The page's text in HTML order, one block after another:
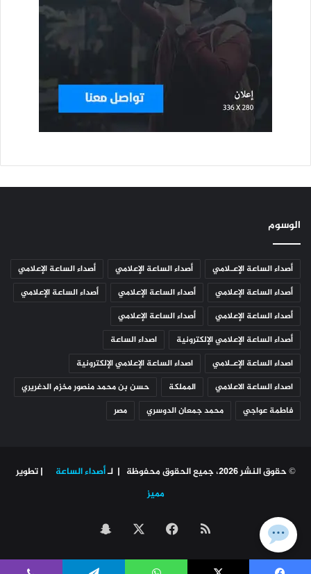
الوسوم
أصداء الساعة الإعـلامي أصداء الساعة الإعلامي
أصداء الساعة الإعلامي
أصداء الساعة الإعلامي
أصداء الساعة الإعلامي
أصداء الساعة الإعلامي
أصداء الساعة الإعلامي
أصداء الساعة الإعلامي
أصداء الساعة الإعلامي الإلكترونية
اصداء الساعة
اصداء الساعة الإعـلامي
اصداء الساعة الإعلامي الإلكترونية
اصداء الساعة الاعلامي
المملكة
حسن بن محمد منصور مخزم الدغريري
فاطمة عواجي
محمد جمعان الدوسري مصر
© حقوق النشر 2026، جميع الحقوق محفوظة | لـ أصداء الساعة
| تطوير
مميز
ملخص
الموقع
فيسبوك
تشات